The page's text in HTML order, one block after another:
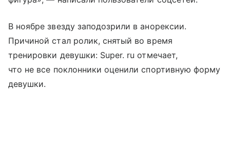
В ноябре звезду заподозрили в анорексии.
Причиной стал ролик, снятый во время
тренировки девушки: Super. ru отмечает,
что не все поклонники оценили спортивную форму
девушки.